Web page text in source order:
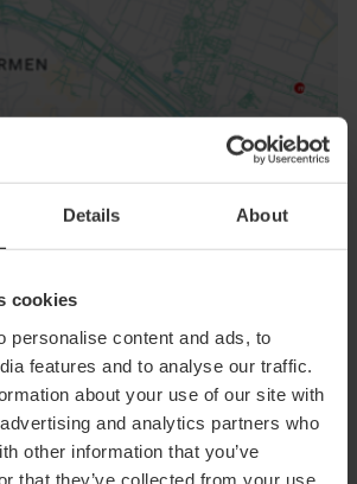
Details About
cookies
personalise content and ads, to
features and to analyse our traffic.
about your use of our site with
and analytics partners who
other information that you’ve
that they’ve collected from your use
Voir la carte